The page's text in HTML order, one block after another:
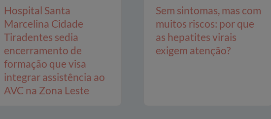
Hospital Santa
Marcelina Cidade
Tiradentes sedia
encerramento de
formação que visa
integrar assistência ao
AVC na Zona Leste
Sem sintomas, mas com
muitos riscos: por que
as hepatites virais
exigem atenção?